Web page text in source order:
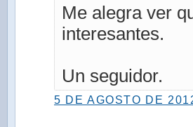
Me alegra ver
interesantes.
Un seguidor.
5 DE AGOSTO DE